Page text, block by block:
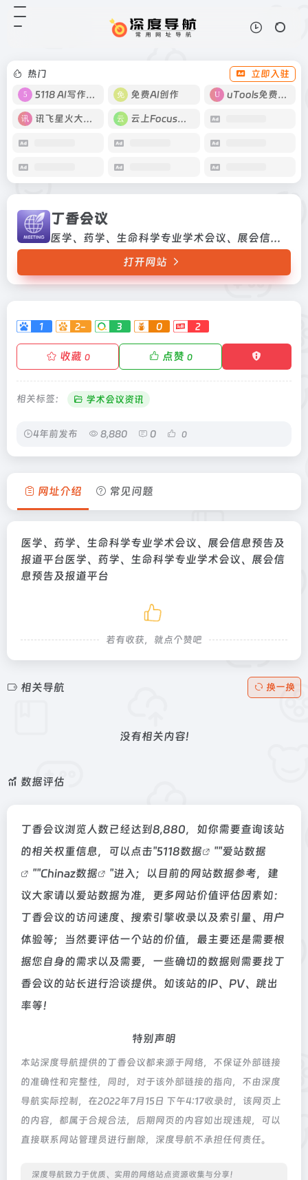
热门
立即入驻
5118 AI写作工具
免费AI创作 uTools免费工具箱
讯飞星火大模型 云上Focus接码
丁香会议
医学、药学、生命科学专业学术会议、展会信息预告及报道平台医学、药学、生命科学专业学术会议、展会信息预告及报道平台
打开网站
1 2- 3 0 2
收藏 0 点赞 0
相关标签： 学术会议资讯
4年前发布 8,880 0 0
议、展会信息预告及报道平台医学、
药学、生命科学专业学术会议、展会
网址介绍 常见问题
医学、药学、生命科学专业学术会议、展会信息预告及
报道平台医学、药学、生命科学专业学术会议、展会信
息预告及报道平台
若有收获，就点个赞吧
相关导航 换一换
没有相关内容!
数据评估
丁香会议浏览人数已经达到8,880，如你需要查询该站
的相关权重信息，可以点击"5118数据 ""爱站数据
""Chinaz数据
"进入；以目前的网站数据参考，建
议大家请以爱站数据为准，更多网站价值评估因素如：
丁香会议的访问速度、搜索引擎收录以及索引量、用户
体验等；当然要评估一个站的价值，最主要还是需要根
据您自身的需求以及需要，一些确切的数据则需要找丁
香会议的站长进行洽谈提供。如该站的IP、PV、跳出
率等！
特别声明
本站深度导航提供的丁香会议都来源于网络，不保证外部链接
的准确性和完整性，同时，对于该外部链接的指向，不由深度
导航实际控制，在2022年7月15日 下午4:17收录时，该网页上
的内容，都属于合规合法，后期网页的内容如出现违规，可以
直接联系网站管理员进行删除，深度导航不承担任何责任。
深度导航致力于优质、实用的网络站点资源收集与分享！